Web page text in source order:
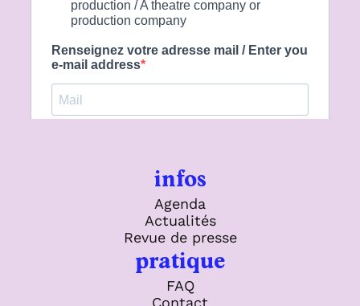
infos
Agenda
Actualités
Revue de presse
pratique
FAQ
Contact